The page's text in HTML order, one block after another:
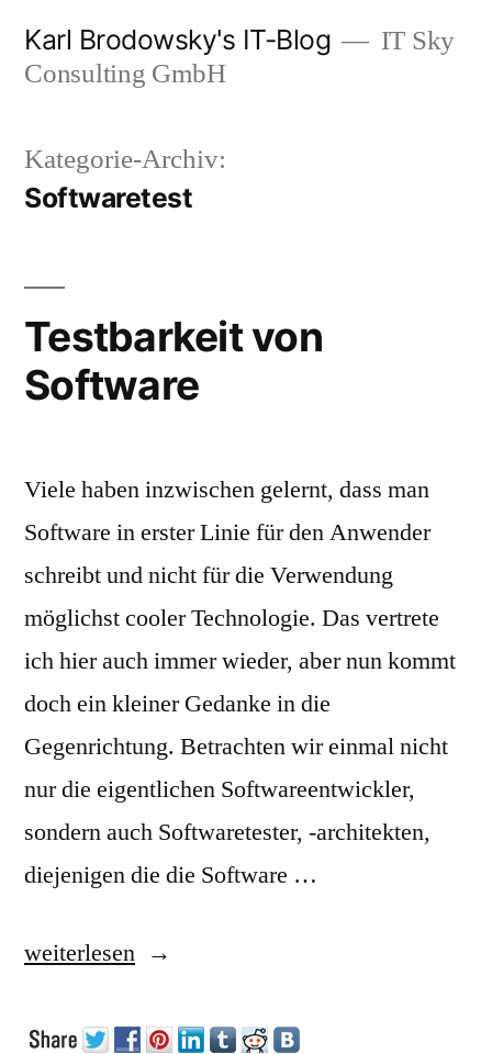
Inhalt
Karl Brodowsky's IT-Blog
IT Sky
Consulting GmbH
Kategorie-Archiv:
Softwaretest
Testbarkeit von
Software
Viele haben inzwischen gelernt, dass man
Software in erster Linie für den Anwender
schreibt und nicht für die Verwendung
möglichst cooler Technologie. Das vertrete
ich hier auch immer wieder, aber nun kommt
doch ein kleiner Gedanke in die
Gegenrichtung. Betrachten wir einmal nicht
nur die eigentlichen Softwareentwickler,
sondern auch Softwaretester, -architekten,
diejenigen die die Software …
„Testbarkeit
Software“
weiterlesen